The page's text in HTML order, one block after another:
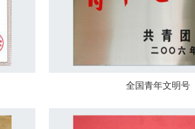
全国青年文明号